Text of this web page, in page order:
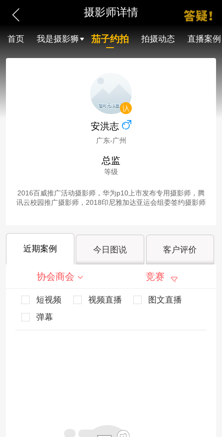
摄影师详情
首页 我是摄影狮 茄子约拍 拍摄动态 直播案例
安洪志
广东-广州
总监
等级
2016百威推广活动摄影师，华为p10上市发布专用摄影师，腾
讯云校园推广摄影师，2018印尼雅加达亚运会组委签约摄影师
近期案例 今日图说 客户评价
协会商会 竞赛
短视频 视频直播
图文直播
弹幕